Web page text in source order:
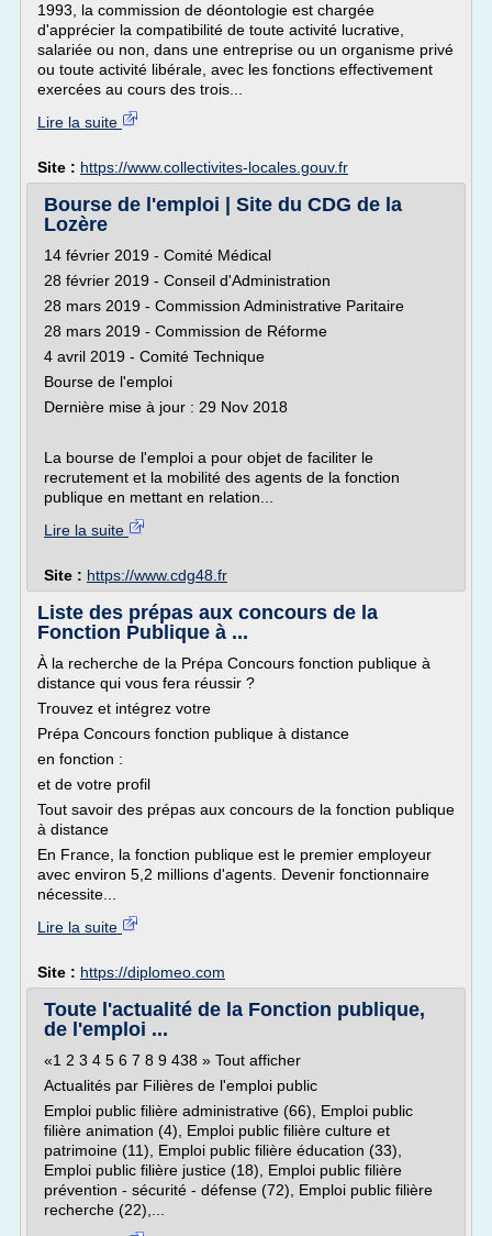
1993, la commission de déontologie est chargée
d'apprécier la compatibilité de toute activité lucrative,
salariée ou non, dans une entreprise ou un organisme privé
ou toute activité libérale, avec les fonctions effectivement
exercées au cours des trois...
Lire la suite
Site : https://www.collectivites-locales.gouv.fr
Bourse de l'emploi | Site du CDG de la
Lozère
14 février 2019 - Comité Médical
28 février 2019 - Conseil d'Administration
28 mars 2019 - Commission Administrative Paritaire
28 mars 2019 - Commission de Réforme
4 avril 2019 - Comité Technique
Bourse de l'emploi
Dernière mise à jour : 29 Nov 2018
La bourse de l'emploi a pour objet de faciliter le
recrutement et la mobilité des agents de la fonction
publique en mettant en relation...
Lire la suite
Site : https://www.cdg48.fr
Liste des prépas aux concours de la
Fonction Publique à ...
À la recherche de la Prépa Concours fonction publique à
distance qui vous fera réussir ?
Trouvez et intégrez votre
Prépa Concours fonction publique à distance
en fonction :
et de votre profil
Tout savoir des prépas aux concours de la fonction publique
à distance
En France, la fonction publique est le premier employeur
avec environ 5,2 millions d'agents. Devenir fonctionnaire
nécessite...
Lire la suite
Site : https://diplomeo.com
Toute l'actualité de la Fonction publique,
de l'emploi ...
«1 2 3 4 5 6 7 8 9 438 » Tout afficher
Actualités par Filières de l'emploi public
Emploi public filière administrative (66), Emploi public
filière animation (4), Emploi public filière culture et
patrimoine (11), Emploi public filière éducation (33),
Emploi public filière justice (18), Emploi public filière
prévention - sécurité - défense (72), Emploi public filière
recherche (22),...